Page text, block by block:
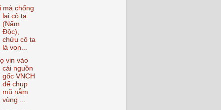
mà chống
lại cô ta
(Nấm
Độc),
chửu cô ta
là von...
vin vào
cái nguồn
gốc VNCH
để chụp
mũ nẳm
vùng ...